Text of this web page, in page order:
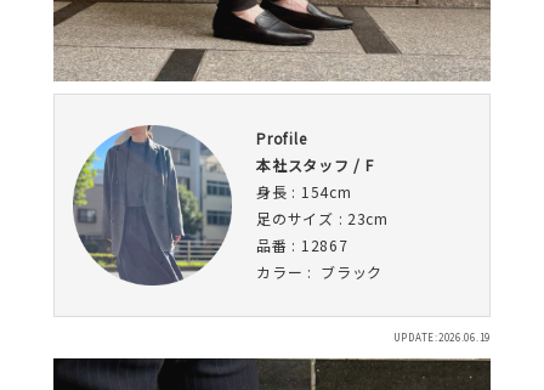
Profile
本社スタッフ / F
身長 : 154cm
足のサイズ : 23cm
品番 : 12867
カラー : ブラック
UPDATE:2026.06.19